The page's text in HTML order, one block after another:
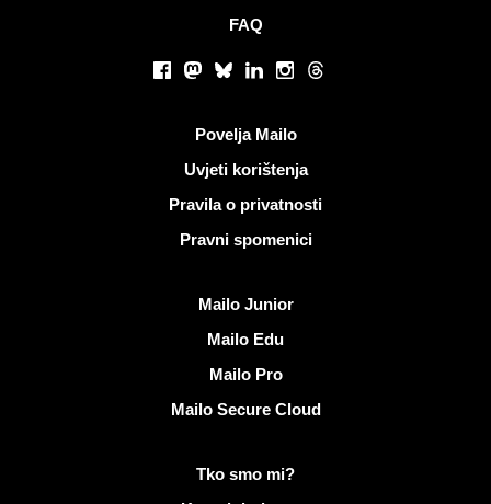
FAQ
Facebook
Mastodon
BlueskyLinkedInInstagram
Threads
Povelja Mailo
Uvjeti korištenja
Pravila o privatnosti
Pravni spomenici
Mailo Junior
Mailo Edu
Mailo Pro
Mailo Secure Cloud
Više informacija na MailoTko smo mi?